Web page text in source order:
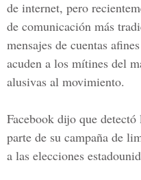
de internet, pero
de comunicación más
mensajes de cuentas
acuden a los mítines del
alusivas al movimiento.
Facebook dijo que
parte de su campaña de
a las elecciones